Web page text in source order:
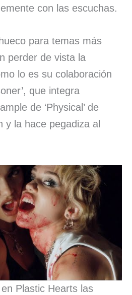
con las escuchas.
para temas más
perder de vista la
lo es su colaboración
que integra
de ‘Physical’ de
y la hace pegadiza al
Plastic Hearts las